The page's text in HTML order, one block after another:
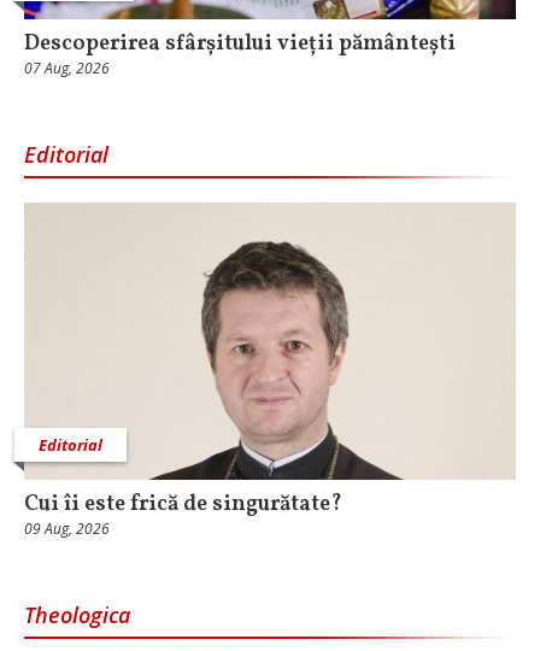
Descoperirea sfârșitului vieții pământești
07 Aug, 2026
Editorial
Editorial
Cui îi este frică de singurătate?
09 Aug, 2026
Theologica